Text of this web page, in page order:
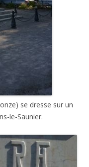
se dresse sur un
le-Saunier.